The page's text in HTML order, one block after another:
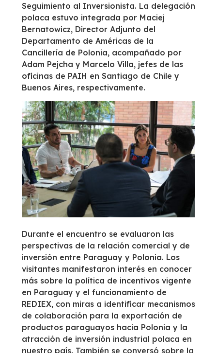
Seguimiento al Inversionista. La delegación
polaca estuvo integrada por Maciej
Bernatowicz, Director Adjunto del
Departamento de Américas de la
Cancillería de Polonia, acompañado por
Adam Pejcha y Marcelo Villa, jefes de las
oficinas de PAIH en Santiago de Chile y
Buenos Aires, respectivamente.
Durante el encuentro se evaluaron las
perspectivas de la relación comercial y de
inversión entre Paraguay y Polonia. Los
visitantes manifestaron interés en conocer
más sobre la política de incentivos vigente
en Paraguay y el funcionamiento de
REDIEX, con miras a identificar mecanismos
de colaboración para la exportación de
productos paraguayos hacia Polonia y la
atracción de inversión industrial polaca en
nuestro país. También se conversó sobre la